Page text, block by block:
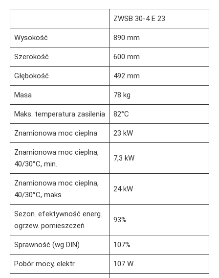
ZWSB 30-4 E 23
Wysokość 890 mm
Szerokość 600 mm
Głębokość 492 mm
Masa 78 kg
Maks. temperatura zasilenia 82°C
Znamionowa moc cieplna 23 kW
Znamionowa moc cieplna,
40/30°C, min.
7,3 kW
Znamionowa moc cieplna,
40/30°C, maks.
24 kW
Sezon. efektywność energ.
ogrzew. pomieszczeń
93%
Sprawność (wg DIN) 107%
Pobór mocy, elektr. 107 W